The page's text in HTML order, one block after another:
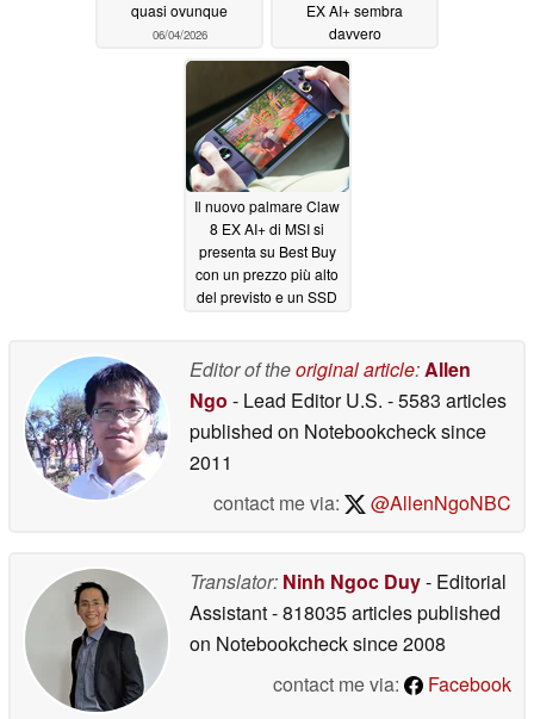
quasi ovunque
06/04/2026
EX AI+ sembra
davvero
prezzo può rovinare il
divertimento
Il nuovo palmare Claw
8 EX AI+ di MSI si
presenta su Best Buy
con un prezzo più alto
del previsto e un SSD
Editor of theoriginal article: Allen
Ngo - Lead Editor U.S. - 5583 articles
published on Notebookchecksince
2011
contact me via:
@AllenNgoNBC
Translator: Ninh Ngoc Duy- Editorial
Assistant- 818035 articles published
on Notebookchecksince 2008
contact me via:
Facebook